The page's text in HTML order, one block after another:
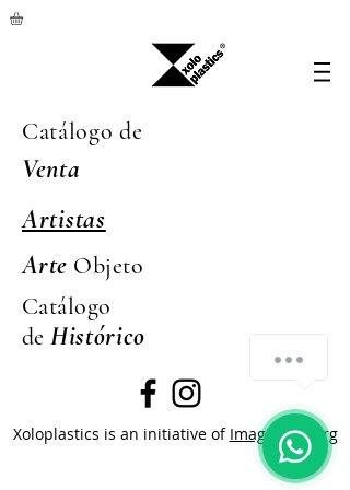
Catálogo de
Venta
Artistas
Arte Objeto
Catálogo
de Histórico
Xoloplastics is an initiative of Imaginalco.org